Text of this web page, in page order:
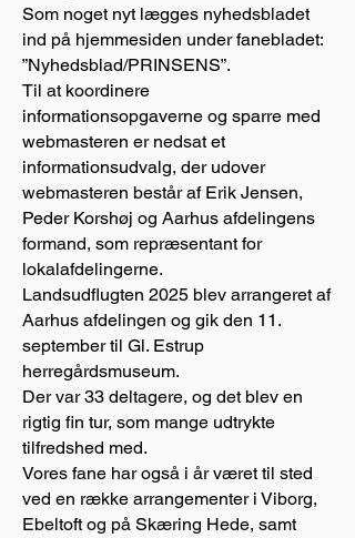
Som noget nyt lægges nyhedsbladet
ind på hjemmesiden under fanebladet:
”Nyhedsblad/PRINSENS”.
Til at koordinere
informationsopgaverne og sparre med
webmasteren er nedsat et
informationsudvalg, der udover
webmasteren består af Erik Jensen,
Peder Korshøj og Aarhus afdelingens
formand, som repræsentant for
lokalafdelingerne.
Landsudflugten 2025 blev arrangeret af
Aarhus afdelingen og gik den 11.
september til Gl. Estrup
herregårdsmuseum.
Der var 33 deltagere, og det blev en
rigtig fin tur, som mange udtrykte
tilfredshed med.
Vores fane har også i år været til sted
ved en række arrangementer i Viborg,
Ebeltoft og på Skæring Hede, samt